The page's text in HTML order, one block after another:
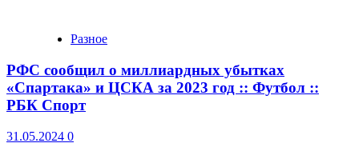
Разное
РФС сообщил о миллиардных убытках
«Спартака» и ЦСКА за 2023 год :: Футбол ::
РБК Спорт
31.05.2024 0